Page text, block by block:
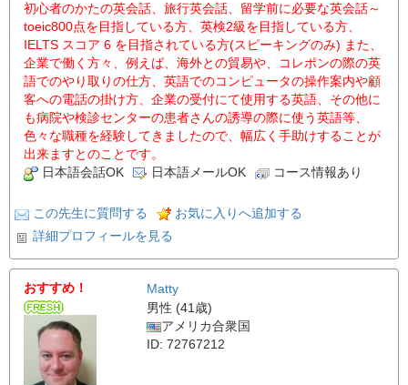
初心者のかたの英会話、旅行英会話、留学前に必要な英会話～
toeic800点を目指している方、英検2級を目指している方、
IELTS スコア 6 を目指されている方(スピーキングのみ) また、
企業で働く方々、例えば、海外との貿易や、コレポンの際の英
語でのやり取りの仕方、英語でのコンピュータの操作案内や顧
客への電話の掛け方、企業の受付にて使用する英語、その他に
も病院や検診センターの患者さんの誘導の際に使う英語等、
色々な職種を経験してきましたので、幅広く手助けすることが
出来ますとのことです。
日本語会話OK
日本語メールOK コース情報あり
この先生に質問する
お気に入りへ追加する
詳細プロフィールを見る
おすすめ！
Matty
男性 (41歳)
アメリカ合衆国
ID: 72767212